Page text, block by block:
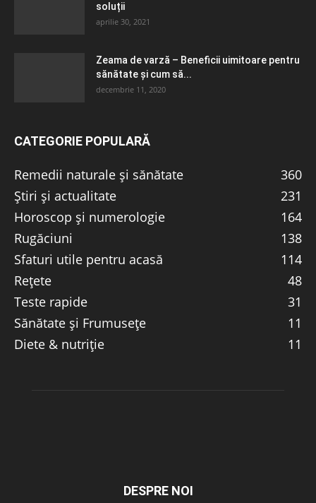
soluții
aprilie 30, 2021
Zeama de varză – Beneficii uimitoare pentru
sănătate și cum să...
decembrie 11, 2020
CATEGORIE POPULARĂ
Remedii naturale și sănătate
360
Știri și actualitate
231
Horoscop și numerologie
164
Rugăciuni
138
Sfaturi utile pentru acasă
114
Rețete
48
Teste rapide
31
Sănătate și Frumusețe
11
Diete & nutriție
11
DESPRE NOI